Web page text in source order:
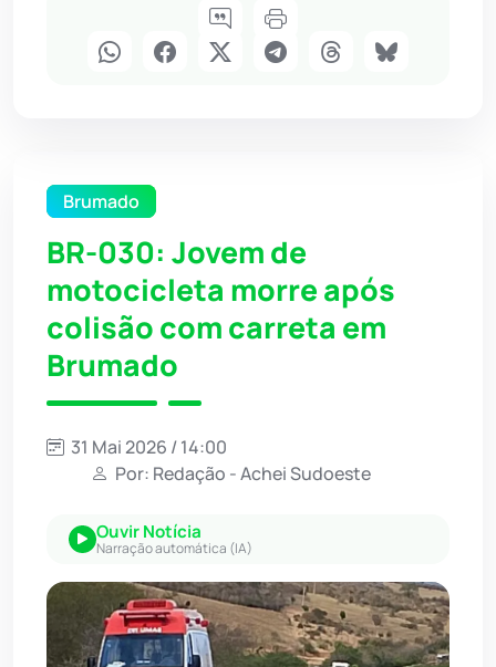
Brumado
BR-030: Jovem de
motocicleta morre após
colisão com carreta em
Brumado
31 Mai 2026 / 14:00
Por: Redação - Achei Sudoeste
Ouvir Notícia
Narração automática (IA)